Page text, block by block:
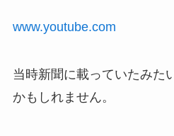
www.youtube.com
当時新聞に載っていたみた
かもしれません。